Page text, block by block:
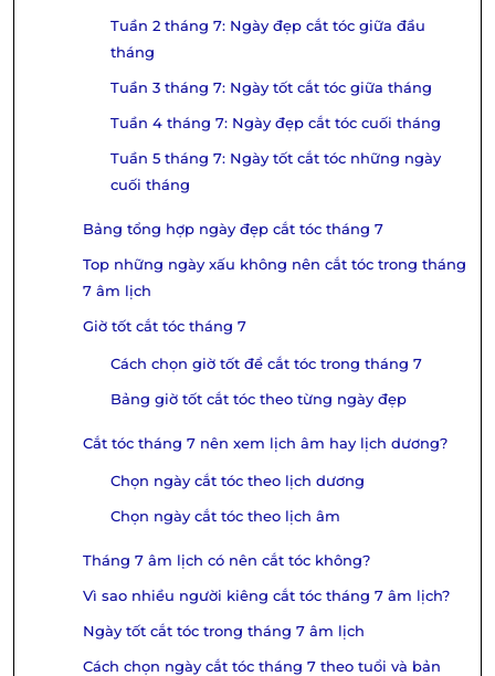
Tuần 2 tháng 7: Ngày đẹp cắt tóc giữa đầu
tháng
Tuần 3 tháng 7: Ngày tốt cắt tóc giữa tháng
Tuần 4 tháng 7: Ngày đẹp cắt tóc cuối tháng
Tuần 5 tháng 7: Ngày tốt cắt tóc những ngày
cuối tháng
Bảng tổng hợp ngày đẹp cắt tóc tháng 7
Top những ngày xấu không nên cắt tóc trong tháng
7 âm lịch
Giờ tốt cắt tóc tháng 7
Cách chọn giờ tốt để cắt tóc trong tháng 7
Bảng giờ tốt cắt tóc theo từng ngày đẹp
Cắt tóc tháng 7 nên xem lịch âm hay lịch dương?
Chọn ngày cắt tóc theo lịch dương
Chọn ngày cắt tóc theo lịch âm
Tháng 7 âm lịch có nên cắt tóc không?
Vì sao nhiều người kiêng cắt tóc tháng 7 âm lịch?
Ngày tốt cắt tóc trong tháng 7 âm lịch
Cách chọn ngày cắt tóc tháng 7 theo tuổi và bản